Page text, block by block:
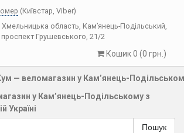
(Київстар, Viber)
Хмельницька область, Кам’янець-Подільський,
проспект Грушевського, 21/2
Кошик 0 (0 грн.)
у Кам’янець-Подільському з
Україні
Пошук